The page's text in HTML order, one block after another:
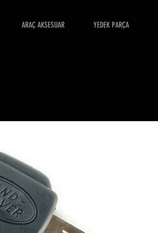
ARAÇ AKSESUAR YEDEK PARÇA